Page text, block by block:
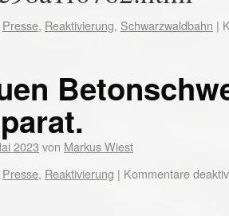
Presse, Reaktivierung, Schwarzwaldbahn |
2023 von Markus Wiest
Presse, Reaktivierung | Kommentare